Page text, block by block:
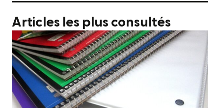
Articles les plus consultés